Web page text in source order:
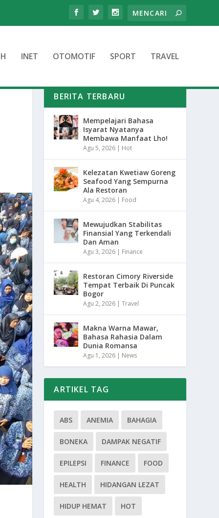
INET OTOMOTIF SPORT TRAVEL
BERITA TERBARU
Mempelajari Bahasa
Isyarat Nyatanya
Membawa Manfaat Lho!
Agu 5, 2026 | Hot
Kelezatan Kwetiaw Goreng
Seafood Yang Sempurna
Ala Restoran
Agu 4, 2026 | Food
Mewujudkan Stabilitas
Finansial Yang Terkendali
Dan Aman
Agu 3, 2026 | Finance
Restoran Cimory Riverside
Tempat Terbaik Di Puncak
Bogor
Agu 2, 2026 |Travel
Makna Warna Mawar,
Bahasa Rahasia Dalam
Dunia Romansa
Agu 1, 2026 | News
ARTIKEL TAG
ABS ANEMIA BAHAGIA
BONEKA DAMPAK NEGATIF
EPILEPSI FINANCE FOOD
HEALTH HIDANGAN LEZAT
HIDUP HEMAT HOT